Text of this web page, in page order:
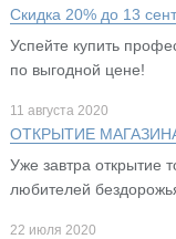
Скидка 20% до 13
Успейте купить
по выгодной цене!
11 августа 2020
ОТКРЫТИЕ
Уже завтра открытие
любителей
22 июля 2020